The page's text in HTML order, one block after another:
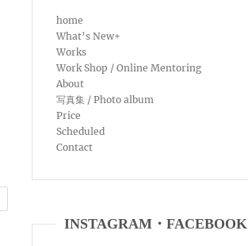
home
What’s New+
Works
Work Shop / Online Mentoring
About
写真集 / Photo album
Price
Scheduled
Contact
INSTAGRAM・FACEBOOK